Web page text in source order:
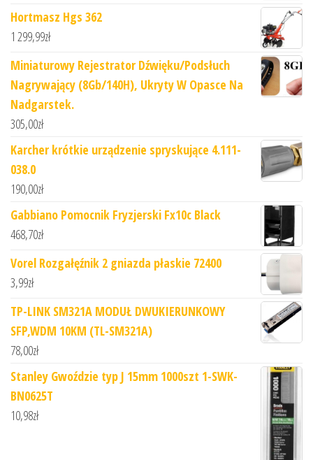
Hortmasz Hgs 362
1 299,99zł
Miniaturowy Rejestrator Dźwięku/Podsłuch
Nagrywający (8Gb/140H), Ukryty W Opasce Na
Nadgarstek.
305,00zł
Karcher krótkie urządzenie spryskujące 4.111-
038.0
190,00zł
Gabbiano Pomocnik Fryzjerski Fx10c Black
468,70zł
Vorel Rozgałęźnik 2 gniazda płaskie 72400
3,99zł
TP-LINK SM321A MODUŁ DWUKIERUNKOWY
SFP,WDM 10KM (TL-SM321A)
78,00zł
Stanley Gwoździe typ J 15mm 1000szt 1-SWK-
BN0625T
10,98zł